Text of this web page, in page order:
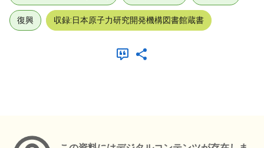
復興 収録:日本原子力研究開発機構図書館蔵書